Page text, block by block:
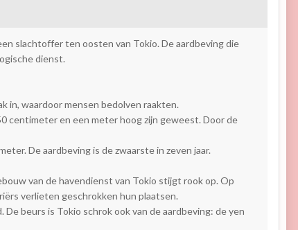
slachtoffer ten oosten van Tokio. De aardbeving die
dienst.
in, waardoor mensen bedolven raakten.
centimeter en een meter hoog zijn geweest. Door de
De aardbeving is de zwaarste in zeven jaar.
van de havendienst van Tokio stijgt rook op. Op
verlieten geschrokken hun plaatsen.
beurs is Tokio schrok ook van de aardbeving: de yen